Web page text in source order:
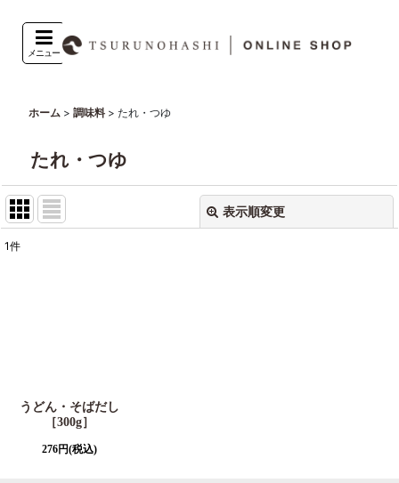
メニュー
ホーム > 調味料 > たれ・つゆ
たれ・つゆ
表示順変更
1件
うどん・そばだし
［300g］
276円(税込)